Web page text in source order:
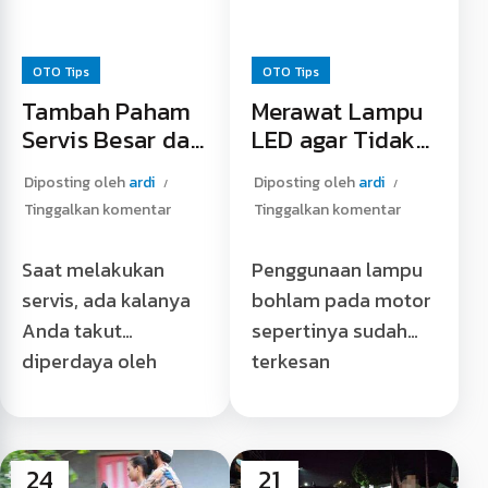
OTO Tips
Tambah Paham
Servis Besar dan
Penggantian
Komponennya
agar Tidak
Dibohongi
Mekanik
Diposting olehardi
Tinggalkan komentar
Saat melakukan
servis, ada kalanya
Anda takut
diperdaya oleh
melakukan
OTO Tips
Merawat Lampu
LED agar Tidak
Cepat Putus
Diposting olehardi
Tinggalkan komentar
Penggunaan lampu
bohlam pada motor
sepertinya sudah
terkesan
motor keluaran
24 21